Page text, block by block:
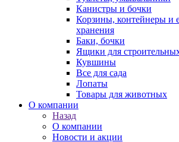
Канистры и бочки
Корзины, контейнеры и
хранения
Баки, бочки
Ящики для
Кувшины
Все для сада
Лопаты
Товары для животных
О компании
Назад
О компании
Новости и акции